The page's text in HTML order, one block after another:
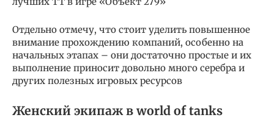
Отдельно отмечу, что стоит уделить повышенное
внимание прохождению компаний, особенно на
начальных этапах – они достаточно простые и их
выполнение приносит довольно много серебра и
других полезных игровых ресурсов
Женский экипаж в world of tanks